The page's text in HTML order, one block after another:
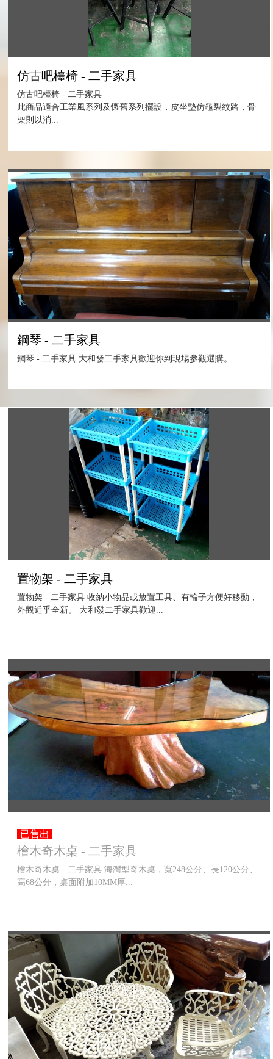
仿古吧檯椅 - 二手家具
仿古吧檯椅 - 二手家具
此商品適合工業風系列及懷舊系列擺設，皮坐墊仿龜裂紋路，骨
架則以消...
鋼琴 - 二手家具
鋼琴 - 二手家具 大和發二手家具歡迎你到現場參觀選購。
置物架 - 二手家具
置物架 - 二手家具 收納小物品或放置工具、有輪子方便好移動，
外觀近乎全新。 大和發二手家具歡迎...
已售出
檜木奇木桌 - 二手家具
檜木奇木桌 - 二手家具 海灣型奇木桌，寬248公分、長120公分、
高68公分，桌面附加10MM厚...